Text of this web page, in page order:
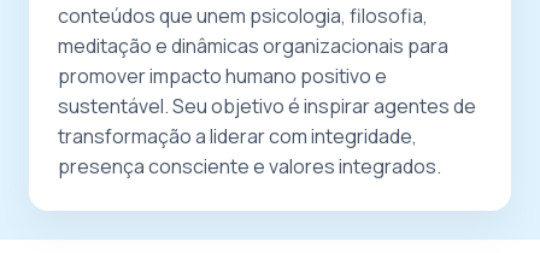
conteúdos que unem psicologia, filosofia,
meditação e dinâmicas organizacionais para
promover impacto humano positivo e
sustentável. Seu objetivo é inspirar agentes de
transformação a liderar com integridade,
presença consciente e valores integrados.